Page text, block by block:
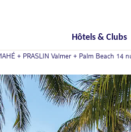
Hôtels & Clubs
+ PRASLIN Valmer + Palm Beach 14